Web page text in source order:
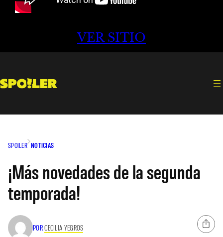
VER SITIO
SPOILER NOTICIAS
¡Más novedades de la segunda
temporada!
PORCECILIA YEGROS